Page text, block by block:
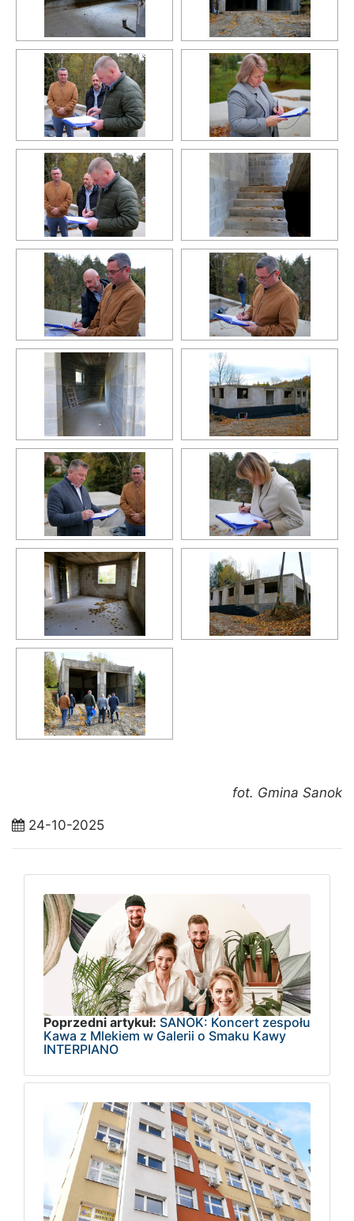
fot. Gmina Sanok
24-10-2025
Poprzedni artykuł: SANOK: Koncert zespołu
Kawa z Mlekiem w Galerii o Smaku Kawy
INTERPIANO